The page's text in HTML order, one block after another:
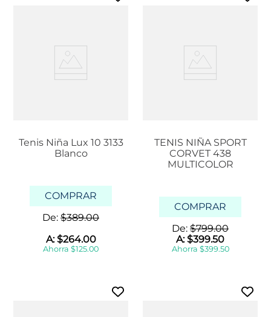
Tenis Niña Lux 10 3133
Blanco
COMPRAR
De: $389.00
A:$264.00
Ahorra $125.00
TENIS NIÑA SPORT
CORVET 438
MULTICOLOR
COMPRAR
De: $799.00
A:$399.50
Ahorra $399.50